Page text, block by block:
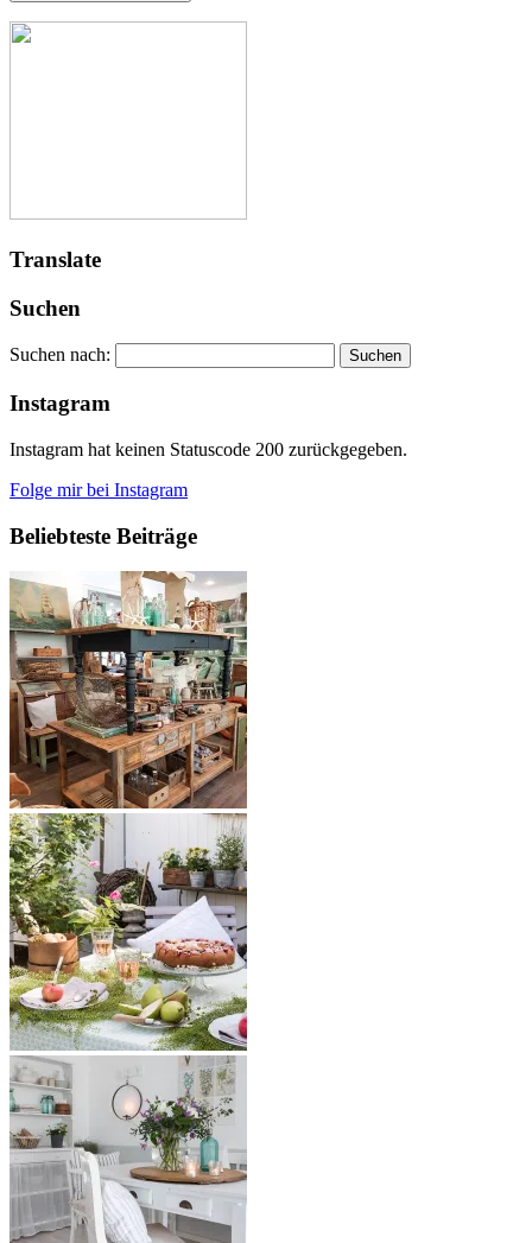
Translate
Suchen
Suchen nach:
Instagram
Instagram hat keinen Statuscode 200 zurückgegeben.
Folge mir bei Instagram
Beliebteste Beiträge